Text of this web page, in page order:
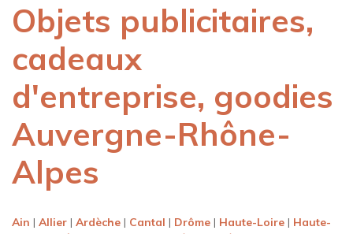
Objets publicitaires,
cadeaux
d'entreprise, goodies
Auvergne-Rhône-
Alpes
Ain | Allier | Ardèche | Cantal | Drôme | Haute-Loire | Haute-